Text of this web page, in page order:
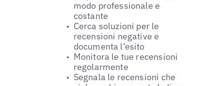
modo professionale e
costante
Cerca soluzioni per le
recensioni negative e
documenta l’esito
Monitora le tue recensioni
regolarmente
Segnala le recensioni che